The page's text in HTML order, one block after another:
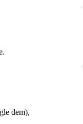
dem),